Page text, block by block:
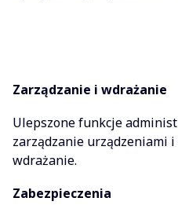
Zarządzanie i wdrażanie
Ulepszone funkcje
zarządzanie urządzeniami
wdrażanie.
Zabezpieczenia